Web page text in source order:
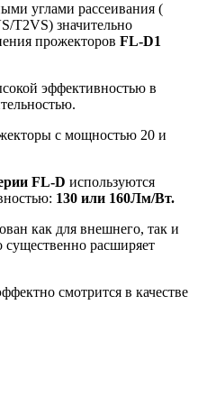
углами рассеивания (
T2VS) значительно
прожекторов FL-D1
эффективностью в
с мощностью 20 и
FL-D используются
130 или 160Лм/Вт.
как для внешнего, так и
существенно расширяет
смотрится в качестве